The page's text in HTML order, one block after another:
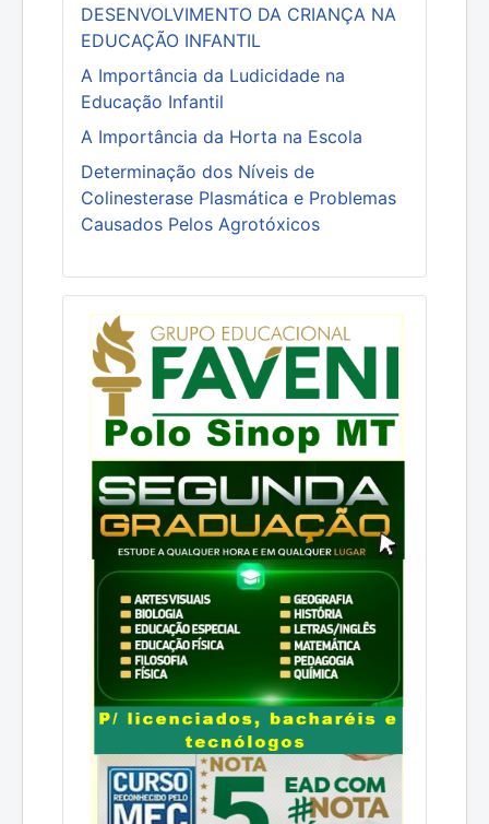
DESENVOLVIMENTO DA CRIANÇA NA
EDUCAÇÃO INFANTIL
A Importância da Ludicidade na
Educação Infantil
A Importância da Horta na Escola
Determinação dos Níveis de
Colinesterase Plasmática e Problemas
Causados Pelos Agrotóxicos